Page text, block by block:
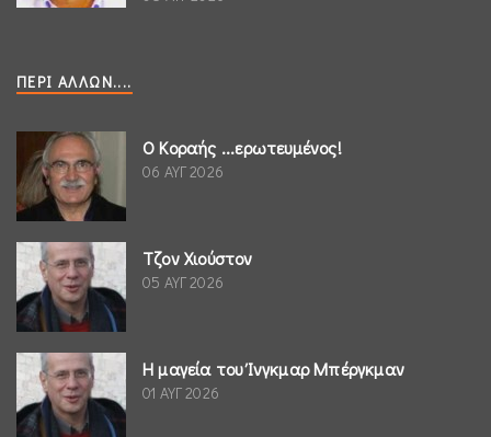
ΠΕΡΊ ΆΛΛΩΝ....
Ο Κοραής ...ερωτευμένος!
06 ΑΥΓ 2026
Τζον Χιούστον
05 ΑΥΓ 2026
Η μαγεία του Ίνγκμαρ Μπέργκμαν
01 ΑΥΓ 2026